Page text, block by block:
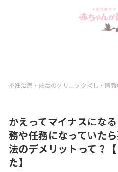
不妊治療・妊活のクリニック探し・情
かえってマイナスにな
務や任務になっていた
法のデメリットって？
た】